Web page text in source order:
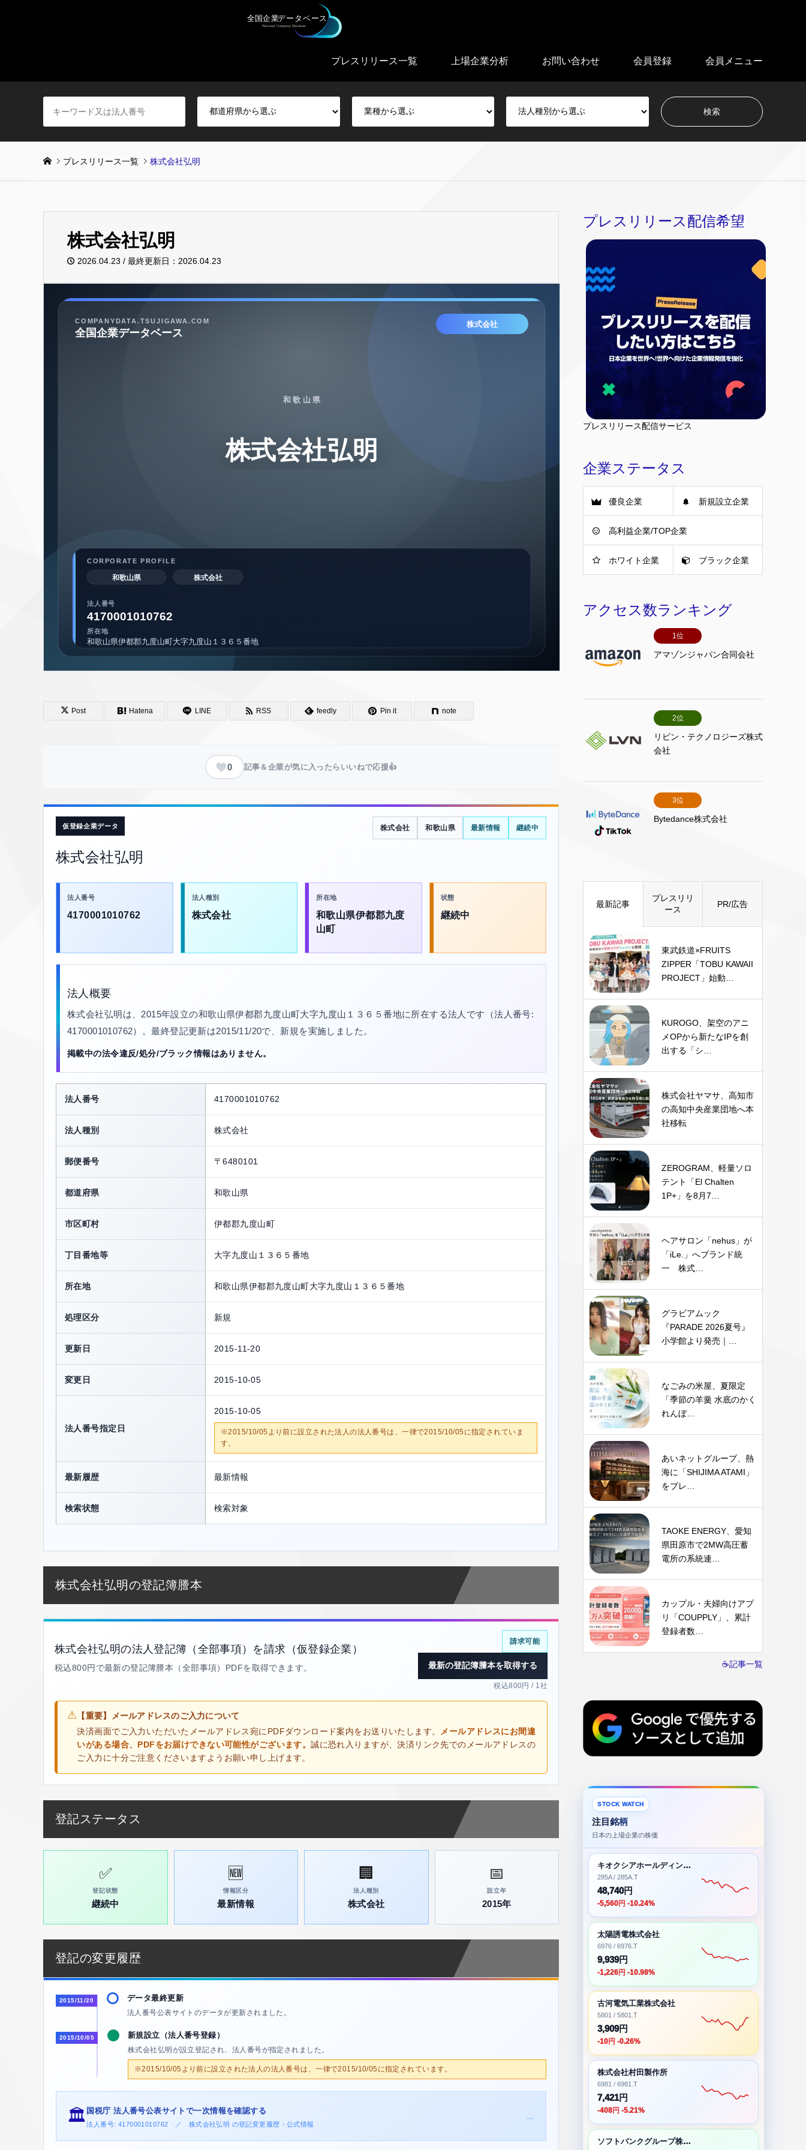
プレスリリース一覧 上場企業分析 お問い合わせ 会員登録 会員メニュー
プレスリリース一覧 株式会社弘明
株式会社弘明
2026.04.23 / 最終更新日：2026.04.23
Post Hatena LINE RSS feedly Pin it note
0 記事＆企業が気に入ったらいいねで応援👍
仮登録企業データ
株式会社弘明
株式会社 和歌山県 最新情報 継続中
法人番号
4170001010762
法人種別
株式会社
所在地
和歌山県伊都郡九度
山町
状態
継続中
法人概要
株式会社弘明は、2015年設立の和歌山県伊都郡九度山町大字九度山１３６５番地に所在する法人です（法人番号:
4170001010762）。最終登記更新は2015/11/20で、新規を実施しました。
掲載中の法令違反/処分/ブラック情報はありません。
法人番号 4170001010762
法人種別 株式会社
郵便番号 〒6480101
都道府県 和歌山県
市区町村 伊都郡九度山町
丁目番地等 大字九度山１３６５番地
所在地 和歌山県伊都郡九度山町大字九度山１３６５番地
処理区分 新規
更新日 2015-11-20
変更日 2015-10-05
法人番号指定日
2015-10-05
※2015/10/05より前に設立された法人の法人番号は、一律で2015/10/05に指定されていま
す。
最新履歴 最新情報
検索状態 検索対象
株式会社弘明の登記簿謄本
株式会社弘明の法人登記簿（全部事項）を請求（仮登録企業）
税込800円で最新の登記簿謄本（全部事項）PDFを取得できます。
請求可能
最新の登記簿謄本を取得する
税込800円 / 1社
⚠ 【重要】メールアドレスのご入力について
決済画面でご入力いただいたメールアドレス宛にPDFダウンロード案内をお送りいたします。 メールアドレスにお間違
いがある場合、PDFをお届けできない可能性がございます。誠に恐れ入りますが、決済リンク先でのメールアドレスの
ご入力に十分ご注意くださいますようお願い申し上げます。
登記ステータス
✅
登記状態
継続中
🆕
情報区分
最新情報
🏢
法人種別
株式会社
📅
設立年
2015年
登記の変更履歴
2015/11/20 データ最終更新
法人番号公表サイトのデータが更新されました。
2015/10/05 新規設立（法人番号登録）
株式会社弘明が設立登記され、法人番号が指定されました。
※2015/10/05より前に設立された法人の法人番号は、一律で2015/10/05に指定されています。
🏛️ 国税庁 法人番号公表サイトで一次情報を確認する
法人番号: 4170001010762 ／ 株式会社弘明 の登記変更履歴・公式情報
→
プレスリリース配信希望
プレスリリース配信サービス
企業ステータス
優良企業 新規設立企業
高利益企業/TOP企業
ホワイト企業 ブラック企業
アクセス数ランキング
1位
アマゾンジャパン合同会社
2位
リビン・テクノロジーズ株式
会社
3位
Bytedance株式会社
最新記事
プレスリリ
ース
PR/広告
東武鉄道×FRUITS
ZIPPER「TOBU KAWAII
PROJECT」始動…
KUROGO、架空のアニ
メOPから新たなIPを創
出する「シ…
株式会社ヤマサ、高知市
の高知中央産業団地へ本
社移転
ZEROGRAM、軽量ソロ
テント「El Chalten
1P+」を8月7…
ヘアサロン「nehus」が
「iLe.」へブランド統
一 株式…
グラビアムック
『PARADE 2026夏号』
小学館より発売｜…
なごみの米屋、夏限定
「季節の羊羹 水底のかく
れんぼ…
あいネットグループ、熱
海に「SHIJIMA ATAMI」
をプレ…
TAOKE ENERGY、愛知
県田原市で2MW高圧蓄
電所の系統連…
カップル・夫婦向けアプ
リ「COUPPLY」、累計
登録者数…
☕記事一覧
STOCK WATCH
注目銘柄
日本の上場企業の株価
キオクシアホールディングス株式会社
285A / 285A.T
48,740円
-5,560円 -10.24%
太陽誘電株式会社
6976 / 6976.T
9,939円
-1,226円 -10.98%
古河電気工業株式会社
5801 / 5801.T
3,909円
-10円 -0.26%
株式会社村田製作所
6981 / 6981.T
7,421円
-408円 -5.21%
ソフトバンクグループ株式会社